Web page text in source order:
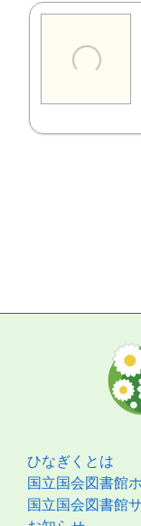
ひなぎくとは
国立国会図書館
国立国会図書館